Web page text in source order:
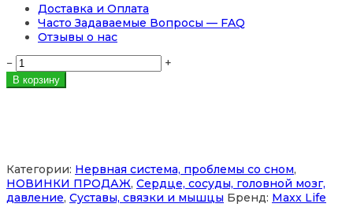
Доставка и Оплата
Часто Задаваемые Вопросы — FAQ
Отзывы о нас
− Количество
товара
Maxx
Фолиевая
кислота,
Железо
+
В корзину
Категории: Нервная система, проблемы со сном,
НОВИНКИ ПРОДАЖ, Сердце, сосуды, головной мозг,
давление, Суставы, связки и мышцы Бренд: Maxx Life